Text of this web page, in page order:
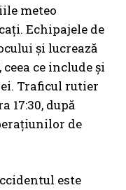
meteo
Echipajele de
și lucrează
ce include și
Traficul rutier
17:30, după
de
este